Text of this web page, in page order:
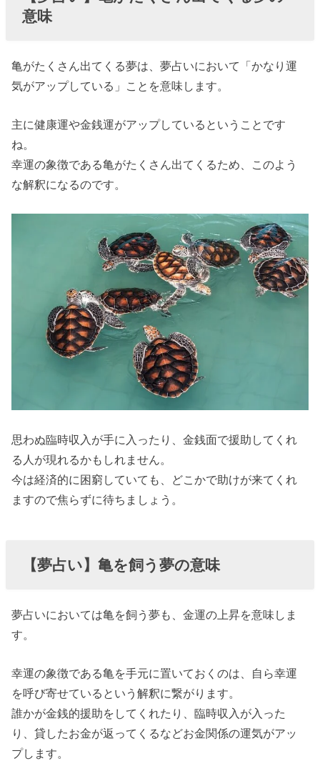
意味
亀がたくさん出てくる夢は、夢占いにおいて「かなり運
気がアップしている」ことを意味します。
主に健康運や金銭運がアップしているということです
ね。
幸運の象徴である亀がたくさん出てくるため、このよう
な解釈になるのです。
思わぬ臨時収入が手に入ったり、金銭面で援助してくれ
る人が現れるかもしれません。
今は経済的に困窮していても、どこかで助けが来てくれ
ますので焦らずに待ちましょう。
【夢占い】亀を飼う夢の意味
夢占いにおいては亀を飼う夢も、金運の上昇を意味しま
す。
幸運の象徴である亀を手元に置いておくのは、自ら幸運
を呼び寄せているという解釈に繋がります。
誰かが金銭的援助をしてくれたり、臨時収入が入った
り、貸したお金が返ってくるなどお金関係の運気がアッ
プします。